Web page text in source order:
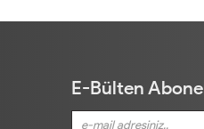
E-Bülten